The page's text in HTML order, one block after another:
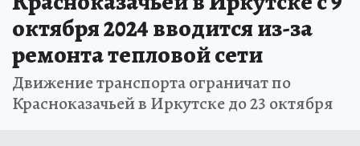
октября 2024 вводится из-за
ремонта тепловой сети
Движение транспорта ограничат по
Красноказачьей в Иркутске до 23 октября